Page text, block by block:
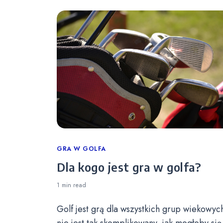
Categories
GRA W GOLFA
Dla kogo jest gra w golfa?
1 min read
Golf jest grą dla wszystkich grup